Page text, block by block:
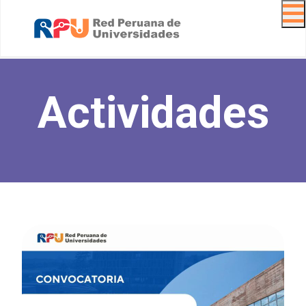
Actividades